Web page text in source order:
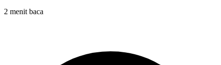
2 menit baca